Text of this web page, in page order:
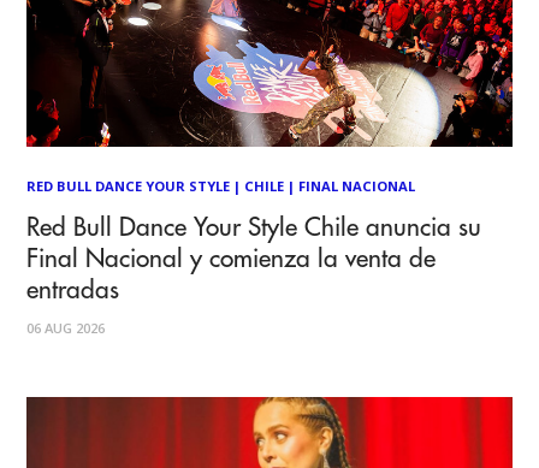
RED BULL DANCE YOUR STYLE | CHILE | FINAL NACIONAL
Red Bull Dance Your Style Chile anuncia su
Final Nacional y comienza la venta de
entradas
06 AUG 2026